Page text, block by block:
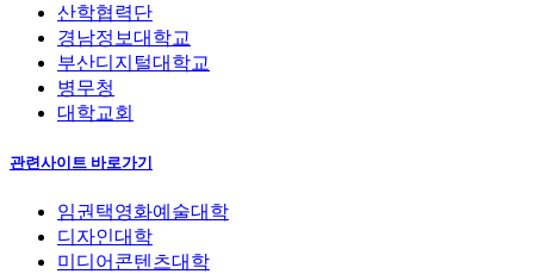
산학협력단
경남정보대학교
부산디지털대학교
병무청
대학교회
관련사이트 바로가기
임권택영화예술대학
디자인대학
미디어콘텐츠대학